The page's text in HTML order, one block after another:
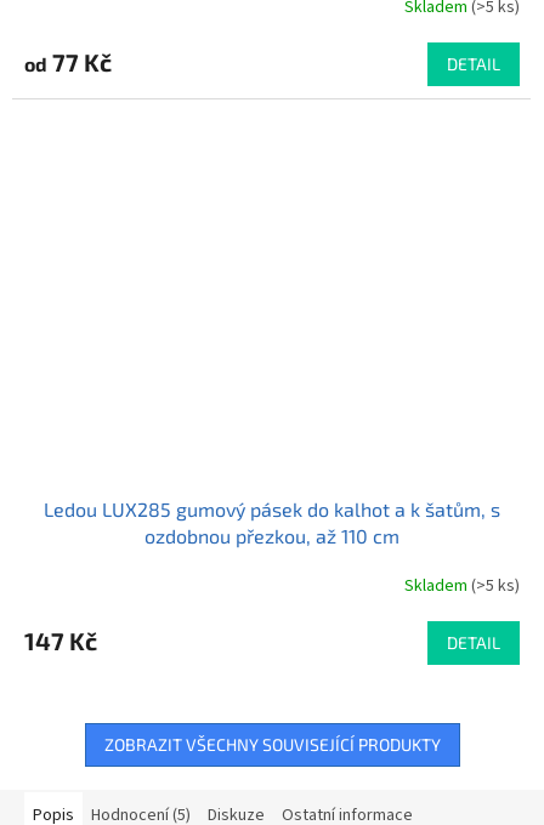
produktu
je
4,9
Skladem(>5 ks)
od 77 Kč DETAIL
Ledou LUX285 gumový pásek do kalhot a k šatům, s
ozdobnou přezkou, až 110 cm
produktu
je
Skladem(>5 ks)
147 Kč DETAIL
ZOBRAZIT VŠECHNY SOUVISEJÍCÍ PRODUKTY
Popis Hodnocení (5) Diskuze Ostatní informace